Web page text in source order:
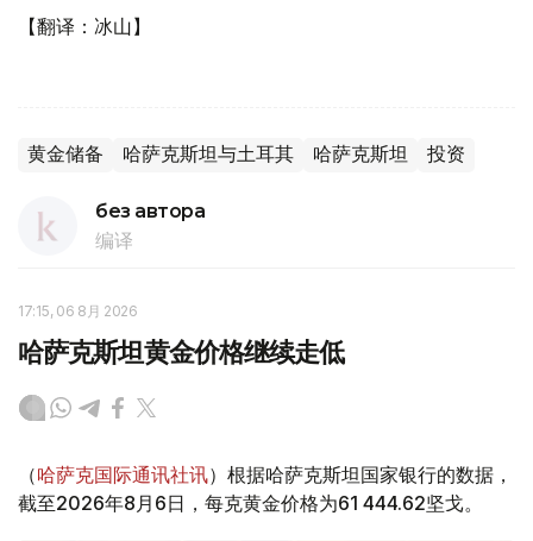
【翻译：冰山】
黄金储备 哈萨克斯坦与土耳其 哈萨克斯坦 投资
без автора
编译
17:15, 06 8月 2026
哈萨克斯坦黄金价格继续走低
（哈萨克国际通讯社讯）根据哈萨克斯坦国家银行的数据，
截至2026年8月6日，每克黄金价格为61 444.62坚戈。